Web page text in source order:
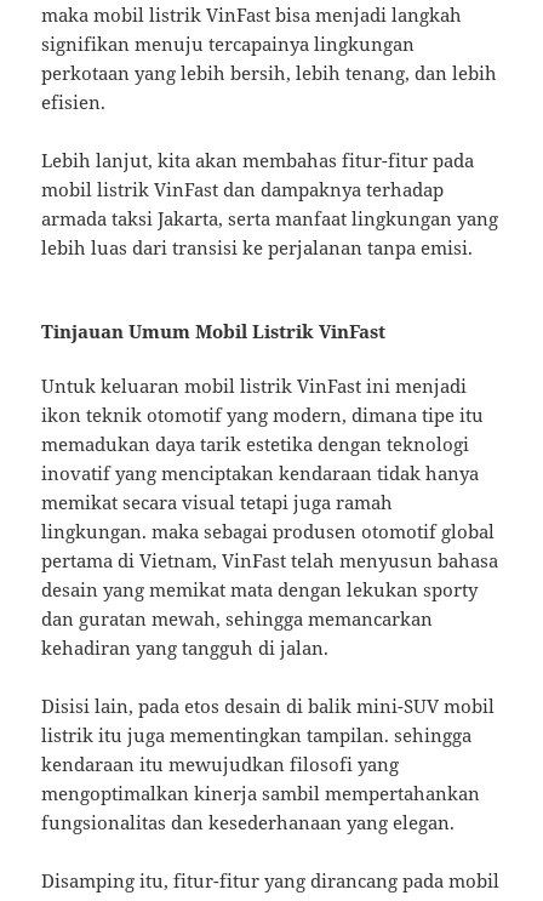
maka mobil listrik VinFast bisa menjadi langkah
signifikan menuju tercapainya lingkungan
perkotaan yang lebih bersih, lebih tenang, dan lebih
efisien.
Lebih lanjut, kita akan membahas fitur-fitur pada
mobil listrik VinFast dan dampaknya terhadap
armada taksi Jakarta, serta manfaat lingkungan yang
lebih luas dari transisi ke perjalanan tanpa emisi.
Tinjauan Umum Mobil Listrik VinFast
Untuk keluaran mobil listrik VinFast ini menjadi
ikon teknik otomotif yang modern, dimana tipe itu
memadukan daya tarik estetika dengan teknologi
inovatif yang menciptakan kendaraan tidak hanya
memikat secara visual tetapi juga ramah
lingkungan. maka sebagai produsen otomotif global
pertama di Vietnam, VinFast telah menyusun bahasa
desain yang memikat mata dengan lekukan sporty
dan guratan mewah, sehingga memancarkan
kehadiran yang tangguh di jalan.
Disisi lain, pada etos desain di balik mini-SUV mobil
listrik itu juga mementingkan tampilan. sehingga
kendaraan itu mewujudkan filosofi yang
mengoptimalkan kinerja sambil mempertahankan
fungsionalitas dan kesederhanaan yang elegan.
Disamping itu, fitur-fitur yang dirancang pada mobil